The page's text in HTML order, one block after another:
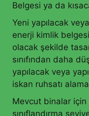
Belgesi ya da
Yeni yapılacak
enerji kimlik belgesi
olacak şekilde
sınıfından daha
yapılacak veya
iskan ruhsatı
Mevcut binalar
sınıflandırma